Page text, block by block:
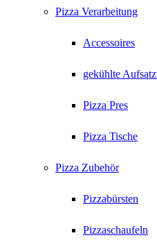
Pizza Verarbeitung
Accessoires
gekühlte
Pizza Pres
Pizza Tische
Pizza Zubehör
Pizzabürsten
Pizzaschaufeln